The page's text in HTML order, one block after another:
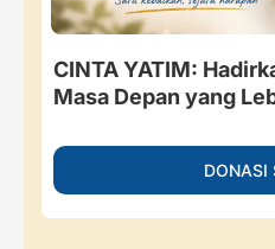
CINTA YATIM:
Masa Depan yang
DONASI